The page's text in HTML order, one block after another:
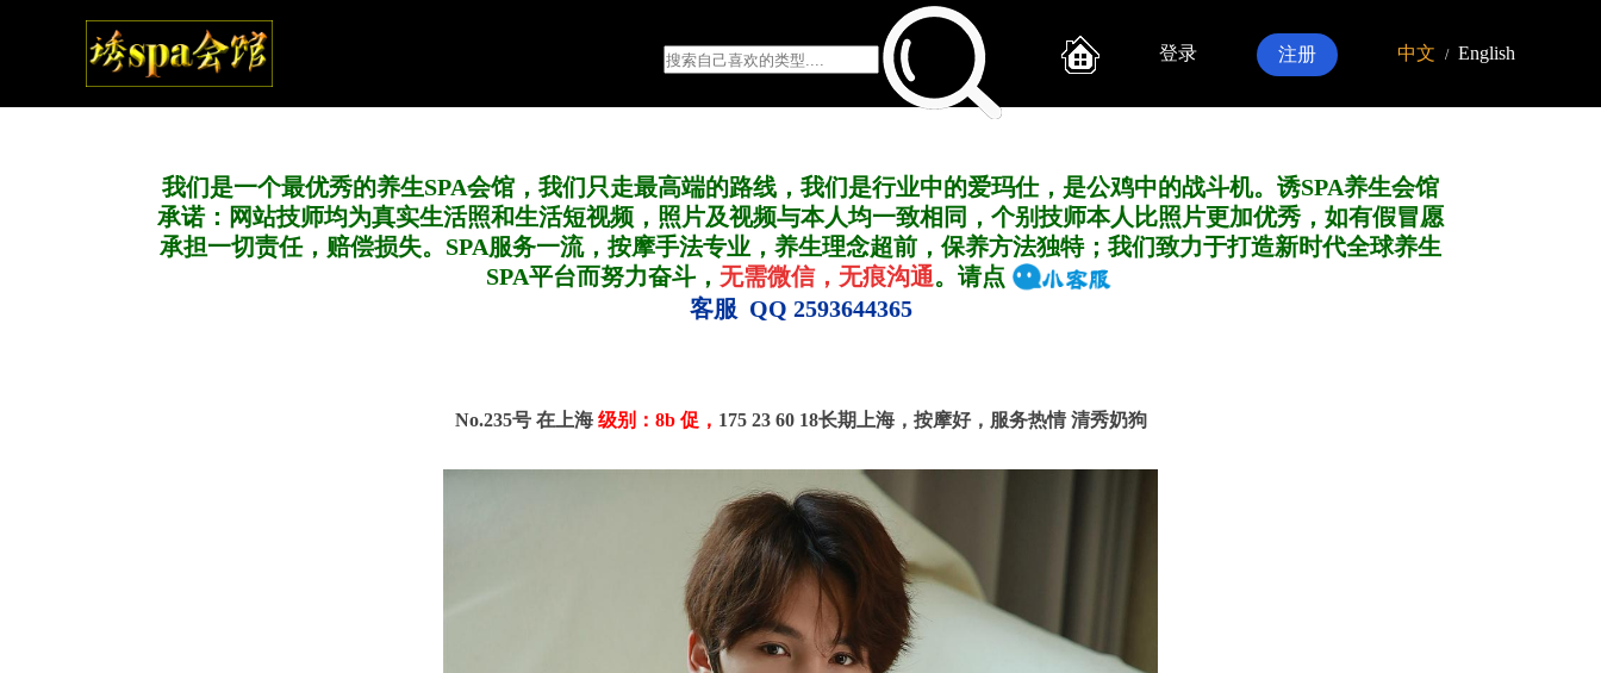
登录 注册 中文 / English
我们是一个最优秀的养生SPA会馆，我们只走最高端的路线，我们是行业中的爱玛仕，是公鸡中的战斗机。诱SPA养生会馆
承诺：网站技师均为真实生活照和生活短视频，照片及视频与本人均一致相同，个别技师本人比照片更加优秀，如有假冒愿
承担一切责任，赔偿损失。SPA服务一流，按摩手法专业，养生理念超前，保养方法独特；我们致力于打造新时代全球养生
SPA平台而努力奋斗， 无需微信，无痕沟通。请点
客服 QQ 2593644365
No.235号 在上海 级别：8b 促， 175 23 60 18长期上海，按摩好，服务热情 清秀奶狗